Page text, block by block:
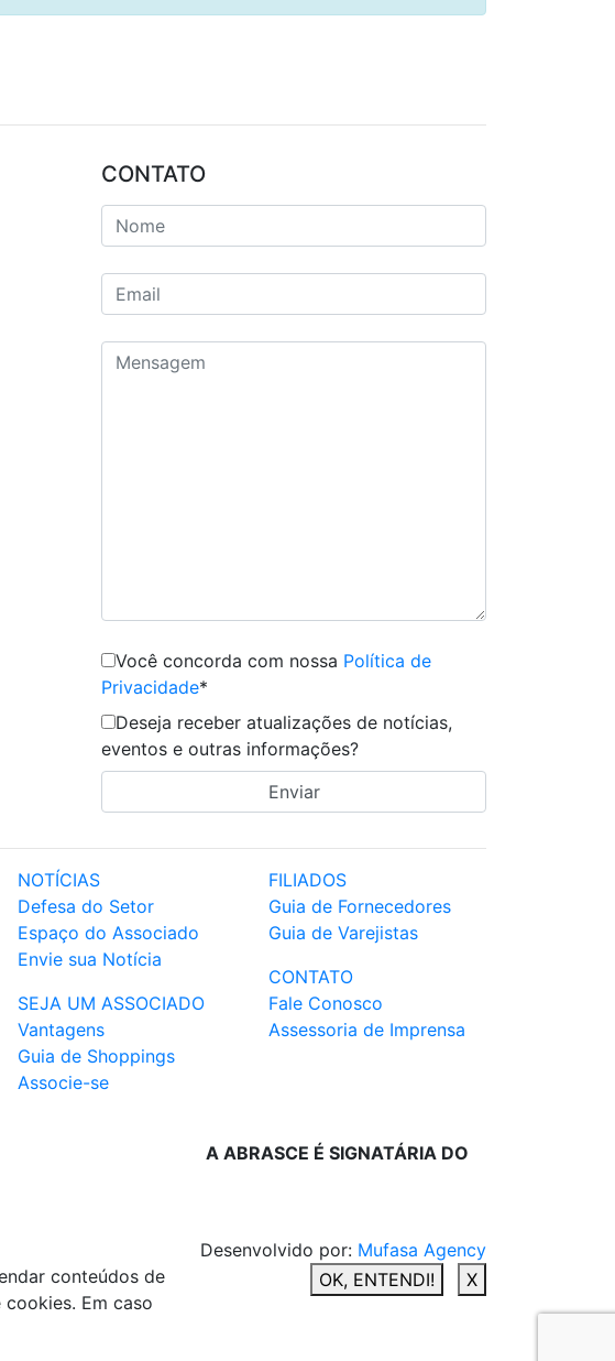
CONTATO
Você concorda com nossa Política de
Privacidade*
Deseja receber atualizações de notícias,
eventos e outras informações?
NOTÍCIAS
Defesa do Setor
Espaço do Associado
Envie sua Notícia
SEJA UM ASSOCIADO
Vantagens
Guia de Shoppings
Associe-se
FILIADOS
Guia de Fornecedores
Guia de Varejistas
CONTATO
Fale Conosco
Assessoria de Imprensa
A ABRASCE É SIGNATÁRIA DO
Desenvolvido por: Mufasa Agency
conteúdos de
Em caso
OK, ENTENDI! X